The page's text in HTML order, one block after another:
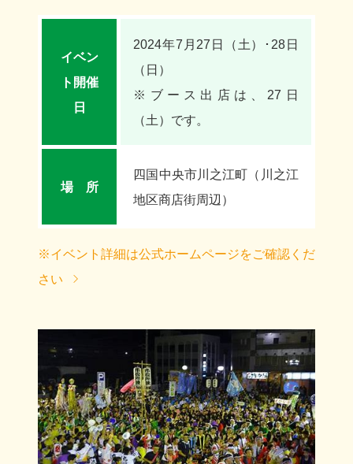
イベン
ト開催
日
2024年7月27日（土）･28日
（日）
※ブース出店は、27日
（土）です。
場 所
四国中央市川之江町（川之江
地区商店街周辺）
※イベント詳細は公式ホームページをご確認くだ
さい